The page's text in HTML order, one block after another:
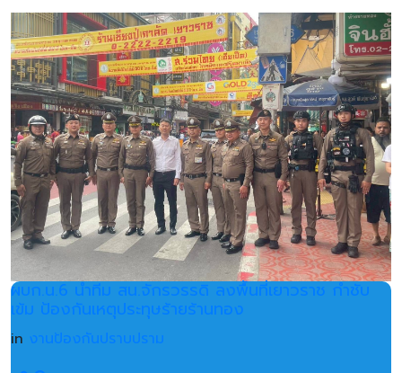
ผบก.น.6 นำทีม สน.จักรวรรดิ ลงพื้นที่เยาวราช กำชับ
เข้ม ป้องกันเหตุประทุษร้ายร้านทอง
in งานป้องกันปราบปราม